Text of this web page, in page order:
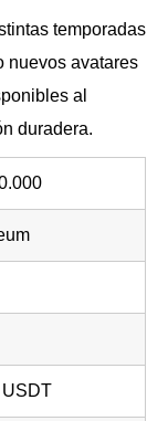
temporadas
nuevos avatares
al
duradera.